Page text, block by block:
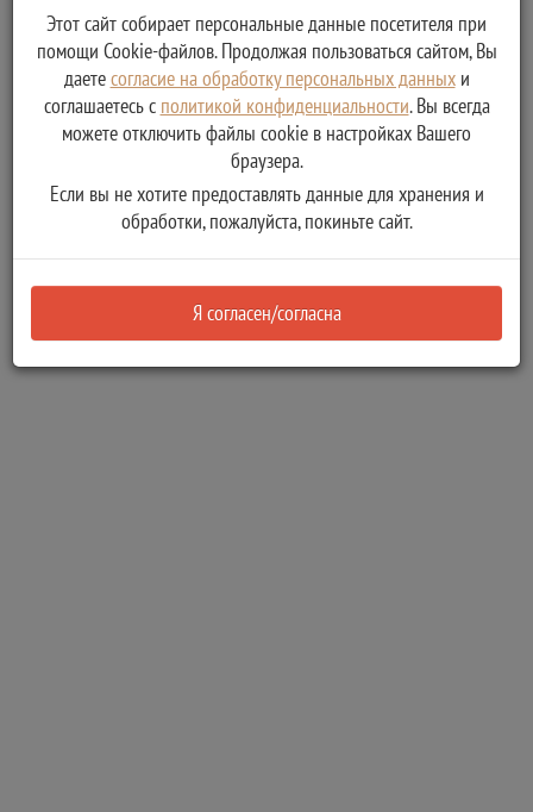
Этот сайт собирает персональные данные посетителя при
помощи Cookie-файлов. Продолжая пользоваться сайтом, Вы
даетесогласие на обработку персональных данныхи
соглашаетесь с политикой конфиденциальности. Вы всегда
можете отключить файлы cookie в настройках Вашего
браузера.
Если вы не хотите предоставлять данные для хранения и
обработки, пожалуйста, покиньте сайт.
Я согласен/согласна